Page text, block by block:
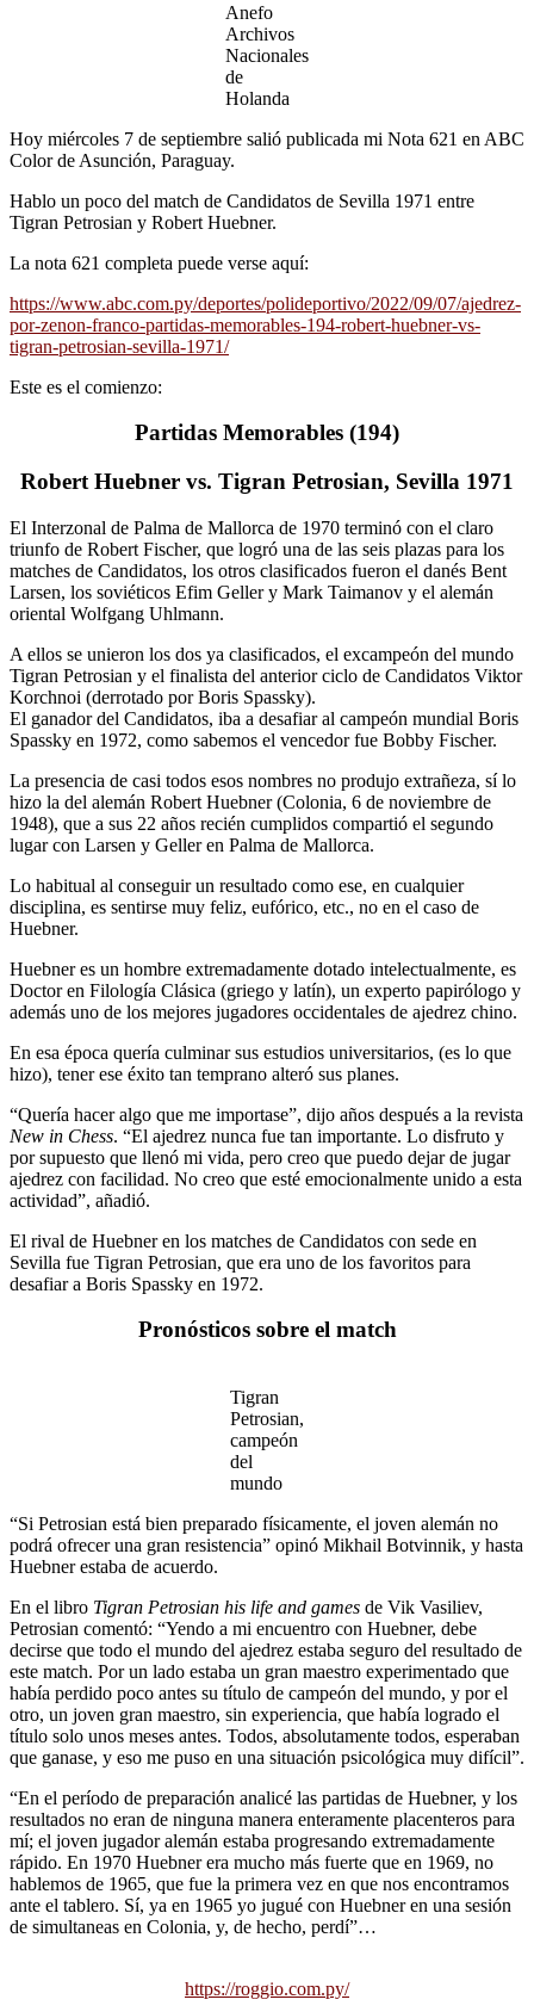
Anefo
Archivos
Nacionales
de
Holanda
Hoy miércoles 7 de septiembre salió publicada mi Nota 621 en ABC
Color de Asunción, Paraguay.
Hablo un poco del match de Candidatos de Sevilla 1971 entre
Tigran Petrosian y Robert Huebner.
La nota 621 completa puede verse aquí:
https://www.abc.com.py/deportes/polideportivo/2022/09/07/ajedrez-
por-zenon-franco-partidas-memorables-194-robert-huebner-vs-
tigran-petrosian-sevilla-1971/
Este es el comienzo:
Partidas Memorables (194)
Robert Huebner vs. Tigran Petrosian, Sevilla 1971
El Interzonal de Palma de Mallorca de 1970 terminó con el claro
triunfo de Robert Fischer, que logró una de las seis plazas para los
matches de Candidatos, los otros clasificados fueron el danés Bent
Larsen, los soviéticos Efim Geller y Mark Taimanov y el alemán
oriental Wolfgang Uhlmann.
A ellos se unieron los dos ya clasificados, el excampeón del mundo
Tigran Petrosian y el finalista del anterior ciclo de Candidatos Viktor
Korchnoi (derrotado por Boris Spassky).
El ganador del Candidatos, iba a desafiar al campeón mundial Boris
Spassky en 1972, como sabemos el vencedor fue Bobby Fischer.
La presencia de casi todos esos nombres no produjo extrañeza, sí lo
hizo la del alemán Robert Huebner (Colonia, 6 de noviembre de
1948), que a sus 22 años recién cumplidos compartió el segundo
lugar con Larsen y Geller en Palma de Mallorca.
Lo habitual al conseguir un resultado como ese, en cualquier
disciplina, es sentirse muy feliz, eufórico, etc., no en el caso de
Huebner.
Huebner es un hombre extremadamente dotado intelectualmente, es
Doctor en Filología Clásica (griego y latín), un experto papirólogo y
además uno de los mejores jugadores occidentales de ajedrez chino.
En esa época quería culminar sus estudios universitarios, (es lo que
hizo), tener ese éxito tan temprano alteró sus planes.
“Quería hacer algo que me importase”, dijo años después a la revista
New in Chess. “El ajedrez nunca fue tan importante. Lo disfruto y
por supuesto que llenó mi vida, pero creo que puedo dejar de jugar
ajedrez con facilidad. No creo que esté emocionalmente unido a esta
actividad”, añadió.
El rival de Huebner en los matches de Candidatos con sede en
Sevilla fue Tigran Petrosian, que era uno de los favoritos para
desafiar a Boris Spassky en 1972.
Pronósticos sobre el match
Tigran
Petrosian,
campeón
del
mundo
“Si Petrosian está bien preparado físicamente, el joven alemán no
podrá ofrecer una gran resistencia” opinó Mikhail Botvinnik, y hasta
Huebner estaba de acuerdo.
En el libro Tigran Petrosian his life and games de Vik Vasiliev,
Petrosian comentó: “Yendo a mi encuentro con Huebner, debe
decirse que todo el mundo del ajedrez estaba seguro del resultado de
este match. Por un lado estaba un gran maestro experimentado que
había perdido poco antes su título de campeón del mundo, y por el
otro, un joven gran maestro, sin experiencia, que había logrado el
título solo unos meses antes. Todos, absolutamente todos, esperaban
que ganase, y eso me puso en una situación psicológica muy difícil”.
“En el período de preparación analicé las partidas de Huebner, y los
resultados no eran de ninguna manera enteramente placenteros para
mí; el joven jugador alemán estaba progresando extremadamente
rápido. En 1970 Huebner era mucho más fuerte que en 1969, no
hablemos de 1965, que fue la primera vez en que nos encontramos
ante el tablero. Sí, ya en 1965 yo jugué con Huebner en una sesión
de simultaneas en Colonia, y, de hecho, perdí”…
https://roggio.com.py/